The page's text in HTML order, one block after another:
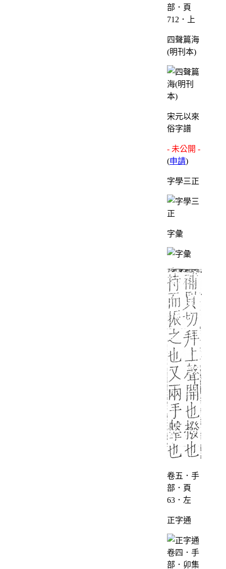
部．頁
712．上
四聲篇海
(明刊本)
宋元以來
俗字譜
- 未公開 -
(申請)
字學三正
字彙
卷五．手
部．頁
63．左
正字通